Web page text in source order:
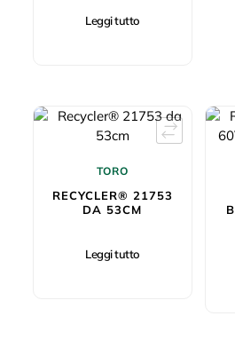
Leggi tutto
TORO
RECYCLER® 21753
DA 53CM
Leggi tutto